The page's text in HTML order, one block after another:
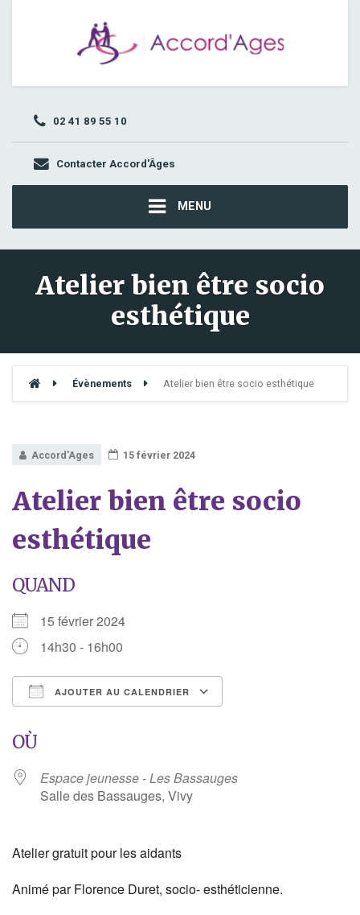
02 41 89 55 10
Contacter Accord'Âges
MENU
Atelier bien être socio
esthétique
Évènements Atelier bien être socio esthétique
Accord'Ages 15 février 2024
Atelier bien être socio
esthétique
QUAND
15 février 2024
14h30 - 16h00
AJOUTER AU CALENDRIER
OÙ
Espace jeunesse - Les Bassauges
Salle des Bassauges, Vivy
Atelier gratuit pour les aidants
Animé par Florence Duret, socio- esthéticienne.